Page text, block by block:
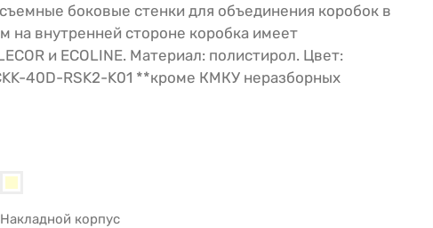
боковые стенки для объединения коробок в
на внутренней стороне коробка имеет
и ECOLINE. Материал: полистирол. Цвет:
40D-RSK2-K01 **кроме КМКУ неразборных
Накладной корпус